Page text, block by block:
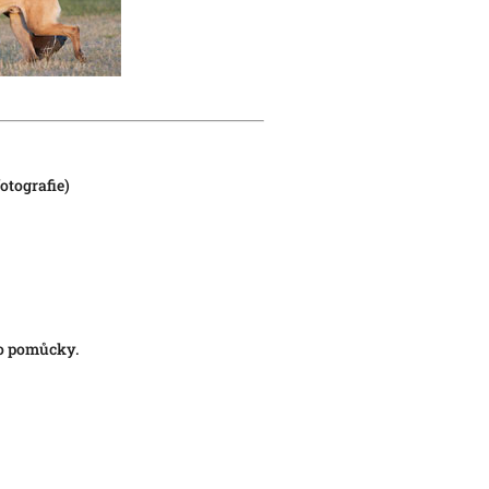
pomůcky.